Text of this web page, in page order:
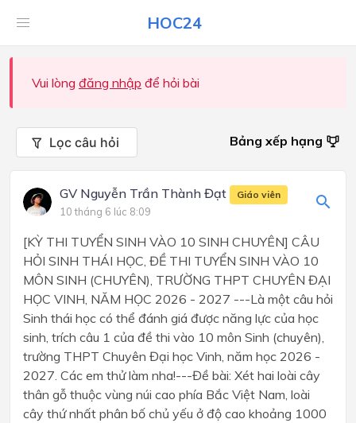
HOC24
Vui lòng đăng nhập để hỏi bài
Lọc câu hỏi Bảng xếp hạng
GV Nguyễn Trần Thành Đạt Giáo viên
10 tháng 6 lúc 8:09
[KỲ THI TUYỂN SINH VÀO 10 SINH CHUYÊN] CÂU
HỎI SINH THÁI HỌC, ĐỀ THI TUYỂN SINH VÀO 10
MÔN SINH (CHUYÊN), TRƯỜNG THPT CHUYÊN ĐẠI
HỌC VINH, NĂM HỌC 2026 - 2027 ---Là một câu hỏi
Sinh thái học có thể đánh giá được năng lực của học
sinh, trích câu 1 của đề thi vào 10 môn Sinh (chuyên),
trường THPT Chuyên Đại học Vinh, năm học 2026 -
2027. Các em thử làm nha!---Đề bài: Xét hai loài cây
thân gỗ thuộc vùng núi cao phía Bắc Việt Nam, loài
cây thứ nhất phân bố chủ yếu ở độ cao khoảng 1000